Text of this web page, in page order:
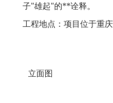
子"雄起"的**诠释。
工程地点：项目位于重
立面图